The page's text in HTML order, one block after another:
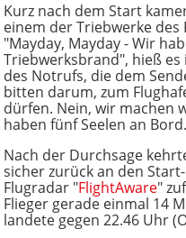
Kurz nach dem Start
einem der Triebwerke des
"Mayday, Mayday - Wir
Triebwerksbrand", hieß
des Notrufs, die dem
bitten darum, zum
dürfen. Nein, wir machen
haben fünf Seelen an
Nach der Durchsage
sicher zurück an den
Flugradar "FlightAware"
Flieger gerade einmal 14
landete gegen 22.46 Uhr